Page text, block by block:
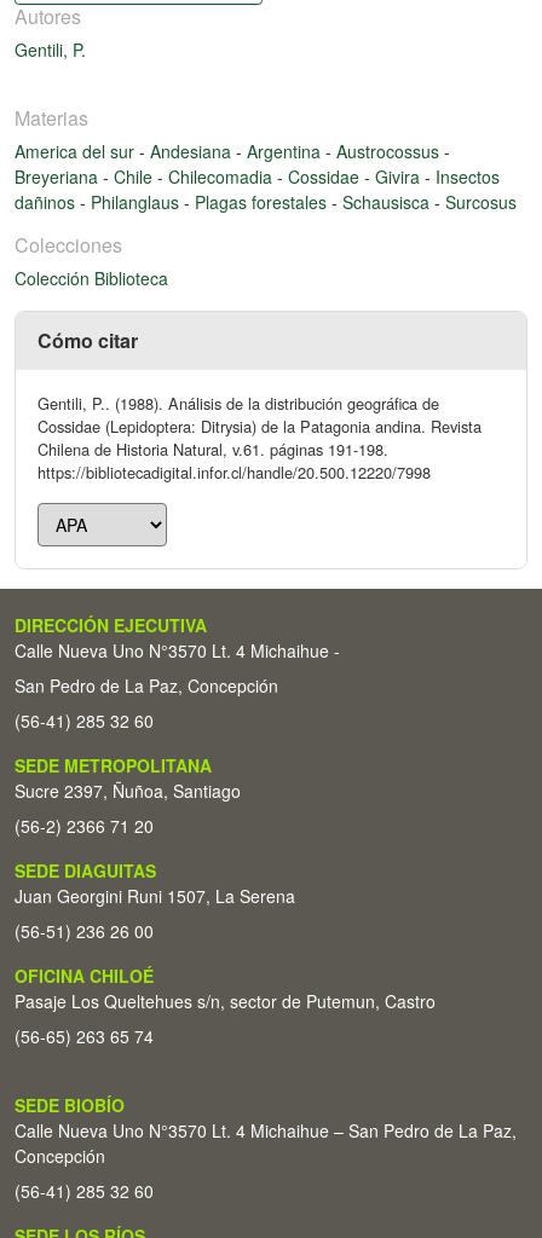
Autores
Gentili, P.
Materias
America del sur - Andesiana - Argentina - Austrocossus -
Breyeriana - Chile - Chilecomadia - Cossidae - Givira - Insectos
dañinos - Philanglaus - Plagas forestales - Schausisca - Surcosus
Colecciones
Colección Biblioteca
Cómo citar
Gentili, P.. (1988). Análisis de la distribución geográfica de
Cossidae (Lepidoptera: Ditrysia) de la Patagonia andina. Revista
Chilena de Historia Natural, v.61. páginas 191-198.
https://bibliotecadigital.infor.cl/handle/20.500.12220/7998
DIRECCIÓN EJECUTIVA
Calle Nueva Uno N°3570 Lt. 4 Michaihue -
San Pedro de La Paz, Concepción
(56-41) 285 32 60
SEDE METROPOLITANA
Sucre 2397, Ñuñoa, Santiago
(56-2) 2366 71 20
SEDE DIAGUITAS
Juan Georgini Runi 1507, La Serena
(56-51) 236 26 00
OFICINA CHILOÉ
Pasaje Los Queltehues s/n, sector de Putemun, Castro
(56-65) 263 65 74
SEDE BIOBÍO
Calle Nueva Uno N°3570 Lt. 4 Michaihue – San Pedro de La Paz,
Concepción
(56-41) 285 32 60